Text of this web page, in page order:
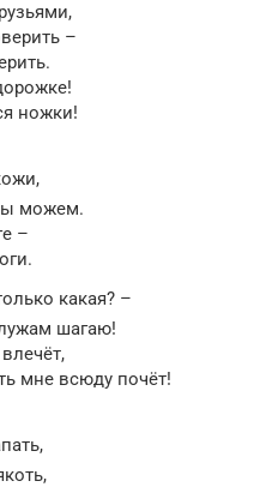
–
ножки!
можем.
–
какая? –
шагаю!
мне всюду почёт!